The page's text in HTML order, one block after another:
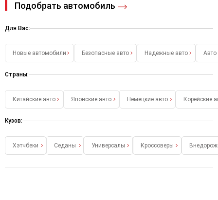
Подобрать автомобиль
Для Вас:
Новые автомобили Безопасные авто Надежные авто
Страны:
Китайские авто Японские авто Немецкие авто Корейские
Кузов:
Хэтчбеки Седаны Универсалы Кроссоверы